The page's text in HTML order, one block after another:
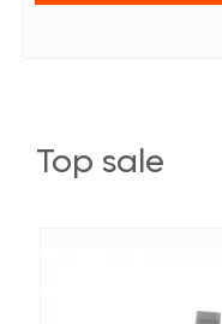
top sale